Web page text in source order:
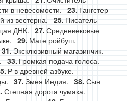
в невесомости.
Гангстер
из вестерна.
Писатель
ДНК.
Средневековые
Мате ройбуш.
Эксклюзивный магазинчик.
Громкая подача голоса.
Р в древней азбуке.
Змея Индия.
Сын
Степная дорога чумака.